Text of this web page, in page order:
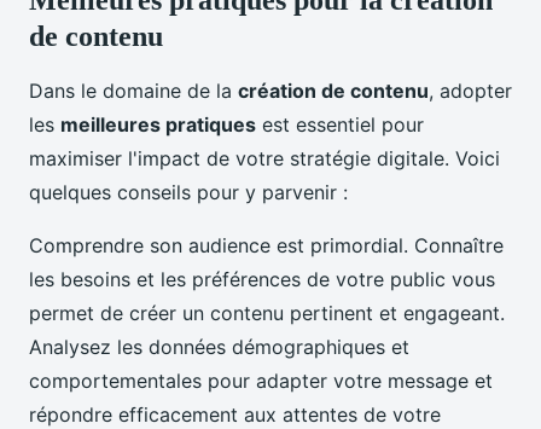
de contenu
Dans le domaine de la création de contenu, adopter
les meilleures pratiques est essentiel pour
maximiser l'impact de votre stratégie digitale. Voici
quelques conseils pour y parvenir :
Comprendre son audience est primordial. Connaître
les besoins et les préférences de votre public vous
permet de créer un contenu pertinent et engageant.
Analysez les données démographiques et
comportementales pour adapter votre message et
répondre efficacement aux attentes de votre